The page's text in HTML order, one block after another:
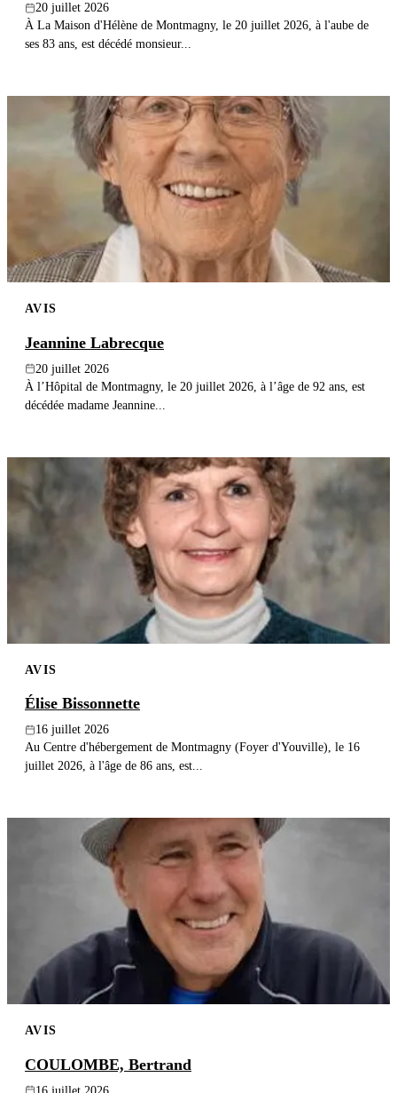
20 juillet 2026
À La Maison d'Hélène de Montmagny, le 20 juillet 2026, à l'aube de
ses 83 ans, est décédé monsieur...
AVIS
Jeannine Labrecque
20 juillet 2026
À l’Hôpital de Montmagny, le 20 juillet 2026, à l’âge de 92 ans, est
décédée madame Jeannine...
AVIS
Élise Bissonnette
16 juillet 2026
Au Centre d'hébergement de Montmagny (Foyer d'Youville), le 16
juillet 2026, à l'âge de 86 ans, est...
AVIS
COULOMBE, Bertrand